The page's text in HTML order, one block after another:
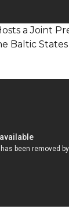
a Joint
Baltic States